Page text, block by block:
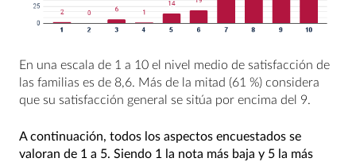
En una escala de 1 a 10 el nivel medio de satisfacción de
las familias es de 8,6. Más de la mitad (61 %) considera
que su satisfacción general se sitúa por encima del 9.
A continuación, todos los aspectos encuestados se
valoran de 1 a 5. Siendo 1 la nota más baja y 5 la más